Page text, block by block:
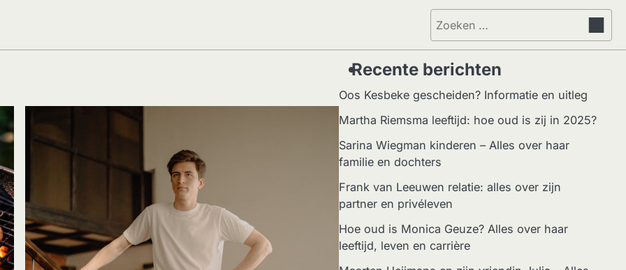
Zoeken
naar:
Recente berichten
Oos Kesbeke gescheiden? Informatie en uitleg
Martha Riemsma leeftijd: hoe oud is zij in 2025?
Sarina Wiegman kinderen – Alles over haar
familie en dochters
Frank van Leeuwen relatie: alles over zijn
partner en privéleven
Hoe oud is Monica Geuze? Alles over haar
leeftijd, leven en carrière